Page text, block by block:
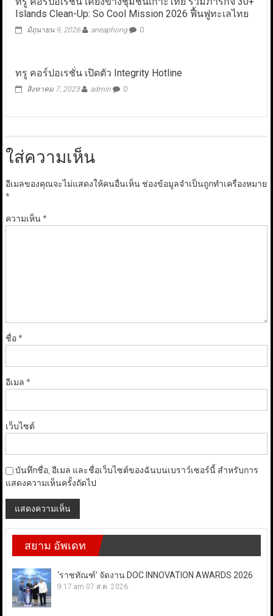
Islands Clean-Up: So Cool Mission 2026 ฟื้นฟูทะเลไทย
มิถุนายน 9, 2026 aneaphong 0
ทรู คอร์ปอเรชั่น เปิดตัว Integrity Hotline
สิงหาคม 7, 2023 admin 0
ใส่ความเห็น
อีเมลของคุณจะไม่แสดงให้คนอื่นเห็น ช่องข้อมูลจำเป็นถูกทำเครื่องหมาย
*
ความเห็น*
ชื่อ*
อีเมล *
เว็บไซต์
บันทึกชื่อ, อีเมล และชื่อเว็บไซต์ของฉันบนเบราว์เซอร์นี้ สำหรับการ
แสดงความเห็นครั้งถัดไป
สยาม อัพเดท
‘ราชทัณฑ์’ จัดงาน DOC INNOVATION AWARDS 2026
9:17 am 07 ส.ค. 2026